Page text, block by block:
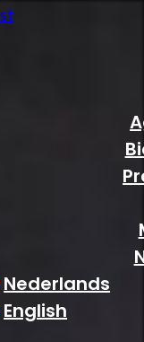
Nederlands
English